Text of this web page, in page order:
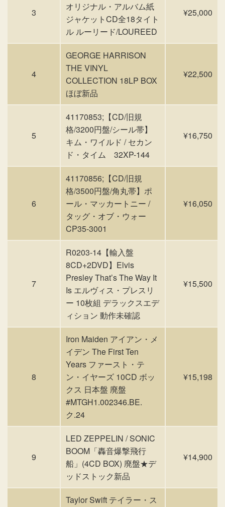
3
オリジナル・アルバム紙
ジャケットCD全18タイト
ル ルーリード/LOUREED
¥25,000
4
GEORGE HARRISON
THE VINYL
COLLECTION 18LP BOX
ほぼ新品
¥22,500
5
41170853;【CD/旧規
格/3200円盤/シール帯】
キム・ワイルド / セカン
ド・タイム 32XP-144
¥16,750
6
41170856;【CD/旧規
格/3500円盤/角丸帯】ポ
ール・マッカートニー /
タッグ・オブ・ウォー
CP35-3001
¥16,050
7
R0203-14【輸入盤
8CD+2DVD】Elvis
Presley That’s The Way It
Is エルヴィス・プレスリ
ー 10枚組 デラックスエデ
ィション 動作未確認
¥15,500
8
Iron Maiden アイアン・メ
イデン The First Ten
Years ファースト・テ
ン・イヤーズ 10CD ボッ
クス 日本盤 廃盤
#MTGH1.002346.BE.
ク.24
¥15,198
9
LED ZEPPELIN / SONIC
BOOM「轟音爆撃飛行
船」(4CD BOX) 廃盤★デ
ッドストック新品
¥14,900
Taylor Swift テイラー・ス